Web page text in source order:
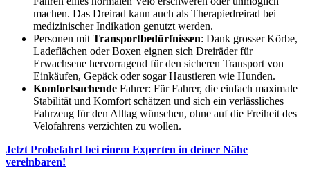
machen. Das Dreirad kann auch als Therapiedreirad bei
medizinischer Indikation genutzt werden.
Personen mit Transportbedürfnissen: Dank grosser Körbe,
Ladeflächen oder Boxen eignen sich Dreiräder für
Erwachsene hervorragend für den sicheren Transport von
Einkäufen, Gepäck oder sogar Haustieren wie Hunden.
Komfortsuchende Fahrer: Für Fahrer, die einfach maximale
Stabilität und Komfort schätzen und sich ein verlässliches
Fahrzeug für den Alltag wünschen, ohne auf die Freiheit des
Velofahrens verzichten zu wollen.
Jetzt Probefahrt bei einem Experten in deiner Nähe
vereinbaren!